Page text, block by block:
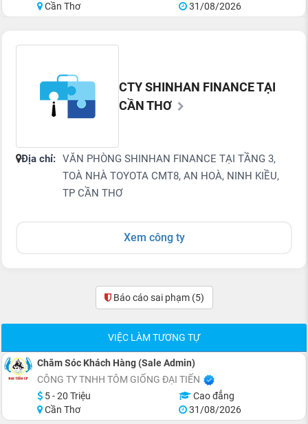
Cần Thơ
31/08/2026
CTY SHINHAN FINANCE TẠI
CẦN THƠ
Địa chỉ: VĂN PHÒNG SHINHAN FINANCE TẠI TẦNG 3,
TOÀ NHÀ TOYOTA CMT8, AN HOÀ, NINH KIỀU,
TP CẦN THƠ
Xem công ty
Báo cáo sai phạm (5)
VIỆC LÀM TƯƠNG TỰ
Chăm Sóc Khách Hàng (Sale Admin)
CÔNG TY TNHH TÔM GIỐNG ĐẠI TIẾN
5 - 20 Triệu
Cao đẳng
Cần Thơ
31/08/2026